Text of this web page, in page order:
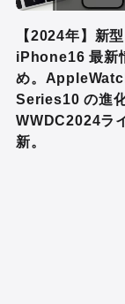
【2024年】新型
iPhone16 最新
め。
Series10 の進化
WWDC2024ラ
新。